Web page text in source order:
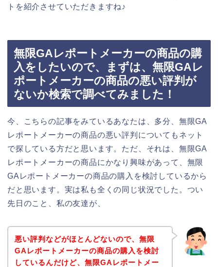
トを紹介させていただきますね♪
無限GAレポートメーカーの商品の購
入をしたいので、まずは、無限GAレ
ポートメーカーの商品の悪い評判が
ないか検索で調べてみました！
今、こちらの記事をみているあなたは、多分、無限GA
レポートメーカーの商品の悪い評判についてもネット
で探している方だと思います。ただ、それは、無限GA
レポートメーカーの商品にかなり興味があって、無限
GAレポートメーカーの商品の購入を検討しているから
だと思います。実は私も全くの同じ状況でした。つい
先日のこと、私の友達が、
悪い評判などがほとんどないので、無限
GAレポートメーカーの商品の購入を検討
しているんだけど、無限GAレポートメー